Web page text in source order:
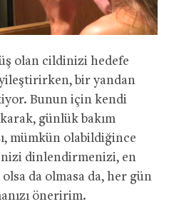
olan cildinizi hedefe
bir yandan
Bunun için kendi
günlük bakım
mümkün olabildiğince
dinlendirmenizi, en
da olmasa da, her gün
öneririm.